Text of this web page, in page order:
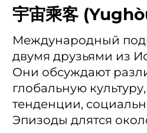
宇宙乘客
Международный
двумя друзьями из
Они обсуждают
глобальную
тенденции,
Эпизоды длятся